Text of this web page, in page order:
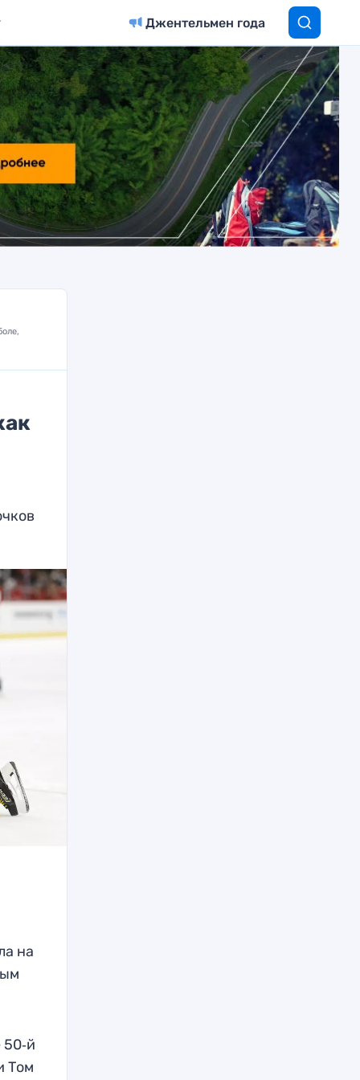
Джентельмен года
на
Том